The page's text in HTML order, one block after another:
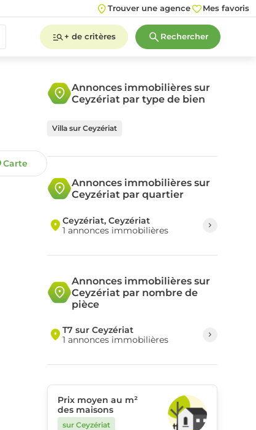
Trouver une agence Mes favoris
5+
3 4
+ de critères Rechercher
Carte
Annonces immobilières sur
Ceyzériat par type de bien
Villa sur Ceyzériat
Annonces immobilières sur
Ceyzériat par quartier
Ceyzériat, Ceyzériat
1 annonces immobilières
Annonces immobilières sur
Ceyzériat par nombre de
pièce
T7 sur Ceyzériat
1 annonces immobilières
Prix moyen au m²
des maisons
sur Ceyzériat